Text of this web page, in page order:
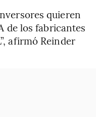
quieren
de los fabricantes
afirmó Reinder